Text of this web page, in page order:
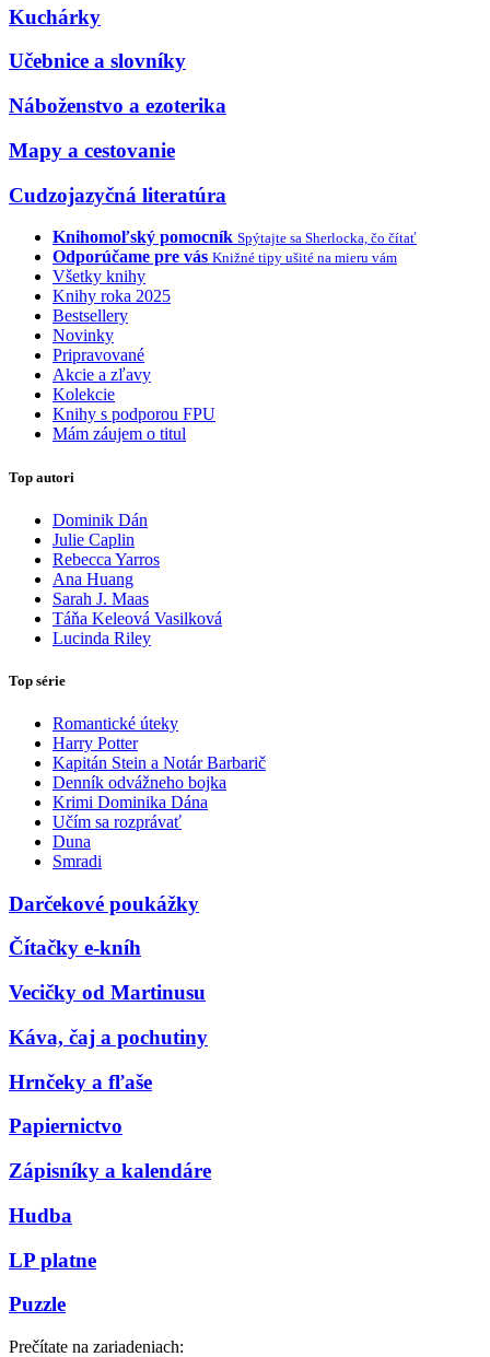
Kuchárky
Učebnice a slovníky
Náboženstvo a ezoterika
Mapy a cestovanie
Cudzojazyčná literatúra
Knihomoľský pomocník Spýtajte sa Sherlocka, čo čítať
Odporúčame pre vás Knižné tipy ušité na mieru vám
Všetky knihy
Knihy roka 2025
Bestsellery
Novinky
Pripravované
Akcie a zľavy
Kolekcie
Knihy s podporou FPU
Mám záujem o titul
Top autori
Dominik Dán
Julie Caplin
Rebecca Yarros
Ana Huang
Sarah J. Maas
Táňa Keleová Vasilková
Lucinda Riley
Top série
Romantické úteky
Harry Potter
Kapitán Stein a Notár Barbarič
Denník odvážneho bojka
Krimi Dominika Dána
Učím sa rozprávať
Duna
Smradi
Darčekové poukážky
Čítačky e-kníh
Vecičky od Martinusu
Káva, čaj a pochutiny
Hrnčeky a fľaše
Papiernictvo
Zápisníky a kalendáre
Hudba
LP platne
Puzzle
Prečítate na zariadeniach: